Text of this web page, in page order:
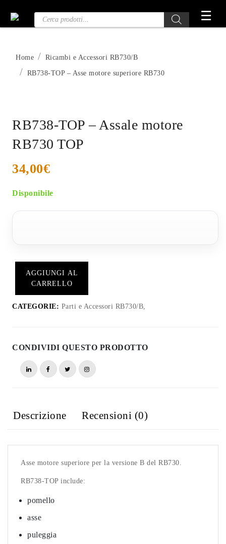
contenuto
Ricerca
prodotti
☰
Home Ricambi e Accessori RB730/B
RB738-TOP – Asse motore superiore RB730
RB738-TOP – Assale motore
RB730 TOP
34,00€
Disponibile
AGGIUNGI AL
CARRELLO
CATEGORIE: Parti e Accessori RB730/B,
CONDIVIDI QUESTO PRODOTTO
Descrizione Recensioni (0)
Asse motore superiore per la versione B del RB730.
RB738-TOP include:
pomello
asse
puleggia